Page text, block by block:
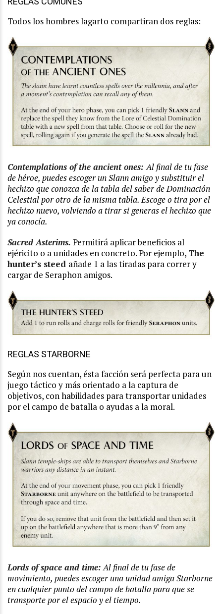
Todos los hombres lagarto compartiran dos reglas:
Contemplations of the ancient ones:Al final de tu fase
de héroe, puedes escoger un Slann amigo y substituir el
hechizo que conozca de la tabla del saber de Dominación
Celestial por otro de la misma tabla. Escoge o tira por el
hechizo nuevo, volviendo a tirar si generas el hechizo que
ya conocía.
Sacred Asterims. Permitirá aplicar beneficios al
ejéricito o a unidades en concreto. Por ejemplo, The
hunter’s steed añade 1 a las tiradas para correr y
cargar de Seraphon amigos.
REGLAS STARBORNE
Según nos cuentan, ésta facción será perfecta para un
juego táctico y más orientado a la captura de
objetivos, con habilidades para transportar unidades
por el campo de batalla o ayudas a la moral.
Lords of space and time:Al final de tu fase de
movimiento, puedes escoger una unidad amiga Starborne
en cualquier punto del campo de batalla para que se
transporte por el espacio y el tiempo.